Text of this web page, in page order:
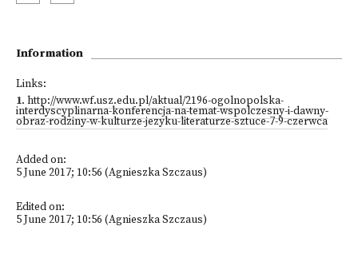
Information
Links:
1. http://www.wf.usz.edu.pl/aktual/2196-ogolnopolska-
interdyscyplinarna-konferencja-na-temat-wspolczesny-i-dawny-
obraz-rodziny-w-kulturze-jezyku-literaturze-sztuce-7-9-czerwca
Added on:
5 June 2017; 10:56 (Agnieszka Szczaus)
Edited on:
5 June 2017; 10:56 (Agnieszka Szczaus)